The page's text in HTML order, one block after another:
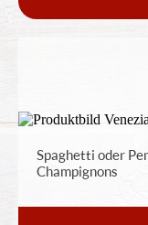
Spaghetti oder
Champignons